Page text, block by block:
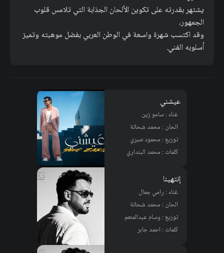
يشتهر بقدرته على تكوين الألحان الجذابة التي تلامس قلوب
الجمهور،
وقد اكتسب شهرة واسعة في الوطن العربي بفضل موهبته وتميز
أسلوبه الفني.
عيشني
غناء : سامو زين
الحان : محمد شحاتة
توزيع : محمود صبري
كلمات : محمد البنداري
إنتهينا
غناء : رامي جمال
الحان : محمد شحاتة
توزيع : وسام عبدالمنعم
كلمات : احمد جابر